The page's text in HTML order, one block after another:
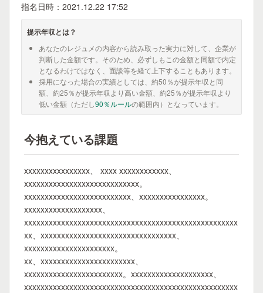
指名日時：2021.12.22 17:52
提示年収とは？
あなたのレジュメの内容から読み取った実力に対して、企業が
判断した金額です。そのため、必ずしもこの金額と同額で内定
となるわけではなく、面談等を経て上下することもあります。
採用になった場合の実績としては、約50％が提示年収と同
額、約25％が提示年収より高い金額、約25％が提示年収より
低い金額（ただし90％ルールの範囲内）となっています。
今抱えている課題
xxxxxxxxxxxxxxxx、 xxxx xxxxxxxxxxxx、
xxxxxxxxxxxxxxxxxxxxxxxxxxxx。
xxxxxxxxxxxxxxxxxxxxxxxxxx、xxxxxxxxxxxxxxxx。
xxxxxxxxxxxxxxxxxxx、
xxxxxxxxxxxxxxxxxxxxxxxxxxxxxxxxxxxxxxxxxxxxxxxxxxxx
xx、xxxxxxxxxxxxxxxxxxxxxxxxxxxxxxxxx、
xxxxxxxxxxxxxxxxxxxxxx。
xx、xxxxxxxxxxxxxxxxxxxxxxx、
xxxxxxxxxxxxxxxxxxxxxxxx。xxxxxxxxxxxxxxxxxxxx、
xxxxxxxxxxxxxxxxxxxxxxxxxxxxxxxxxxxxxxxxxxxxxxxxxxxx